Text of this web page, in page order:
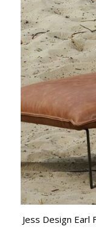
Jess Design Earl